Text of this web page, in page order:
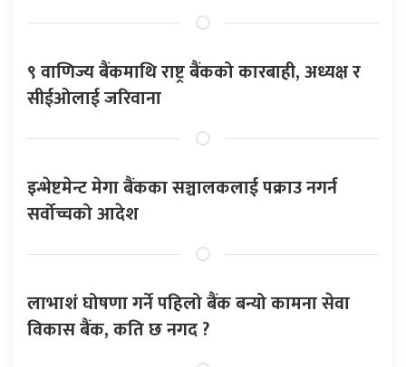
९ वाणिज्य बैंकमाथि राष्ट्र बैंकको कारबाही, अध्यक्ष र
सीईओलाई जरिवाना
इन्भेष्टमेन्ट मेगा बैंकका सञ्चालकलाई पक्राउ नगर्न
सर्वोच्चको आदेश
लाभाशं घोषणा गर्ने पहिलो बैंक बन्यो कामना सेवा
विकास बैंक, कति छ नगद ?